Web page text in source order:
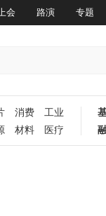
会 路演 专题
消费
工业
材料 医疗